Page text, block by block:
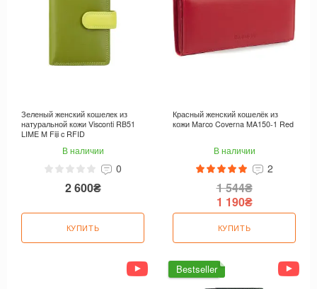
Зеленый женский кошелек из
натуральной кожи Visconti RB51
LIME M Fiji c RFID
В наличии
0
2 600₴
КУПИТЬ
Красный женский кошелёк из
кожи Marco Coverna MA150-1 Red
В наличии
2
1 544₴
1 190₴
КУПИТЬ
Bestseller